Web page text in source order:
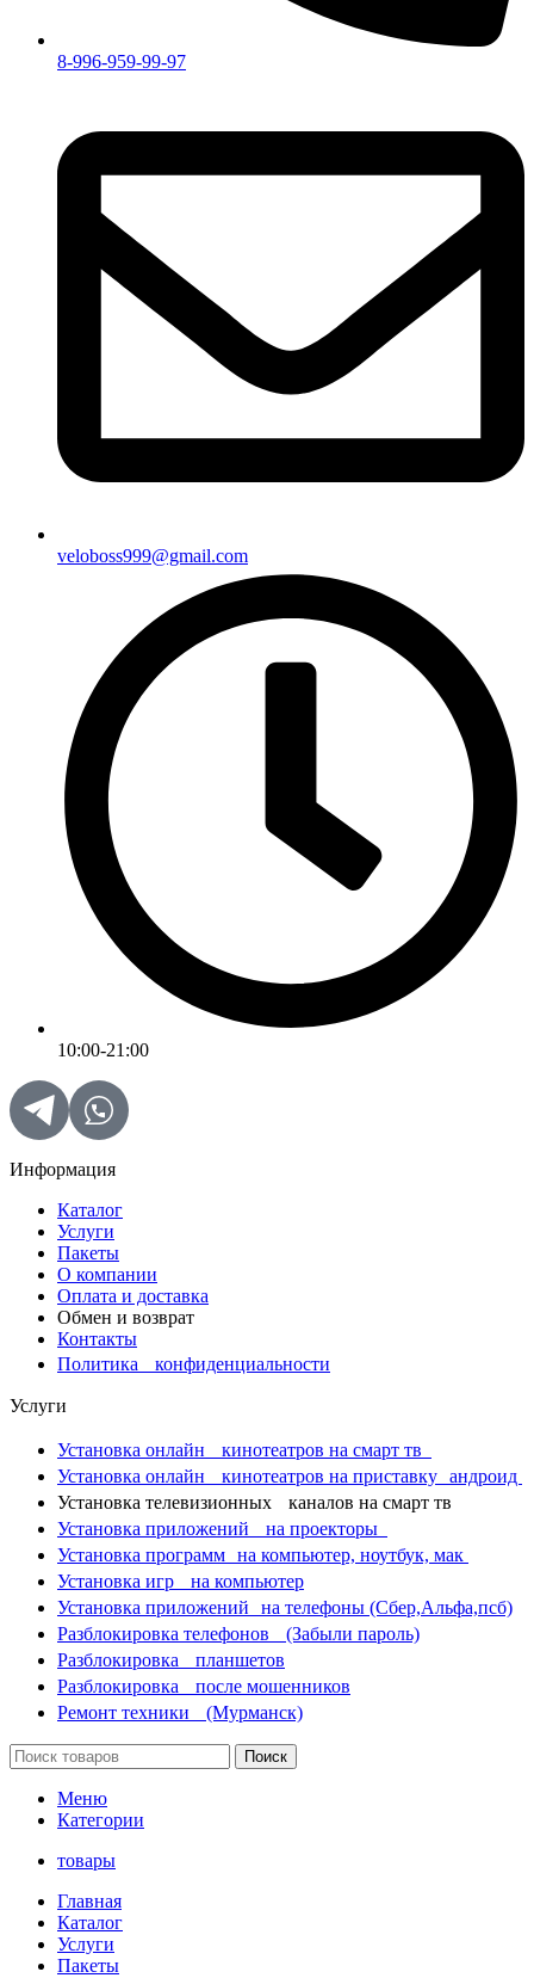
8-996-959-99-97
veloboss999@gmail.com
10:00-21:00
Информация
Каталог
Услуги
Пакеты
О компании
Оплата и доставка
Обмен и возврат
Контакты
Политика конфиденциальности
Услуги
Установка онлайн кинотеатров на смарт тв
Установка онлайн кинотеатров на приставку андроид
Установка телевизионных каналов на смарт тв
Установка приложений на проекторы
Установка программ на компьютер, ноутбук, мак
Установка игр на компьютер
Установка приложений на телефоны (Сбер,Альфа,псб)
Разблокировка телефонов (Забыли пароль)
Разблокировка планшетов
Разблокировка после мошенников
Ремонт техники (Мурманск)
Поиск
Меню
Категории
товары
Главная
Каталог
Услуги
Пакеты